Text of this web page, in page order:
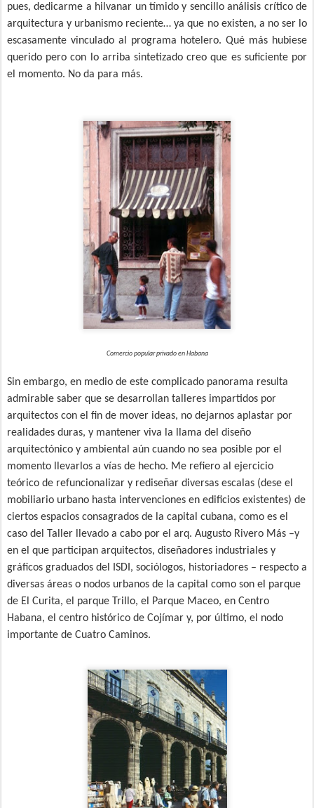
pues, dedicarme a hilvanar un tímido y sencillo análisis crítico de
arquitectura y urbanismo reciente… ya que no existen, a no ser lo
escasamente vinculado al programa hotelero. Qué más hubiese
querido pero con lo arriba sintetizado creo que es suficiente por
el momento. No da para más.
Comercio popular privado en Habana
Sin embargo, en medio de este complicado panorama resulta
admirable saber que se desarrollan talleres impartidos por
arquitectos con el fin de mover ideas, no dejarnos aplastar por
realidades duras, y mantener viva la llama del diseño
arquitectónico y ambiental aún cuando no sea posible por el
momento llevarlos a vías de hecho. Me refiero al ejercicio
teórico de refuncionalizar y rediseñar diversas escalas (dese el
mobiliario urbano hasta intervenciones en edificios existentes) de
ciertos espacios consagrados de la capital cubana, como es el
caso del Taller llevado a cabo por el arq. Augusto Rivero Más –y
en el que participan arquitectos, diseñadores industriales y
gráficos graduados del ISDI, sociólogos, historiadores – respecto a
diversas áreas o nodos urbanos de la capital como son el parque
de El Curita, el parque Trillo, el Parque Maceo, en Centro
Habana, el centro histórico de Cojímar y, por último, el nodo
importante de Cuatro Caminos.